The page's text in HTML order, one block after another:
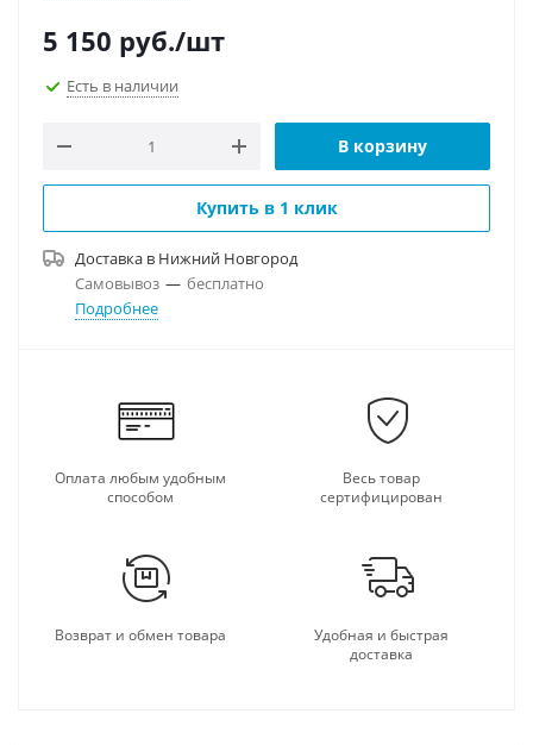
5 150 руб./шт
Есть в наличии
В корзину
Купить в 1 клик
Доставка в Нижний Новгород
Самовывоз — бесплатно
Подробнее
Оплата любым удобным
способом
Весь товар
сертифицирован
Возврат и обмен товара
Удобная и быстрая
доставка